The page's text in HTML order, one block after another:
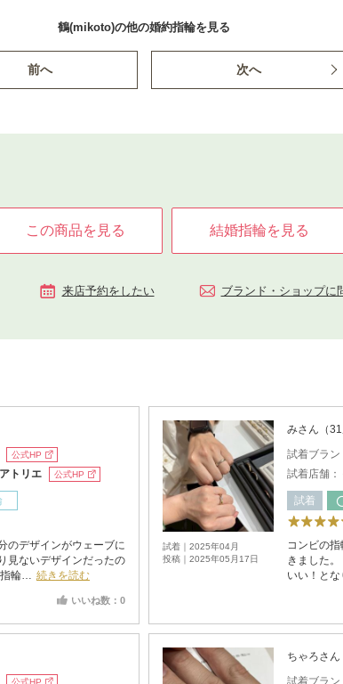
鶴(mikoto)の他の婚約指輪を見る
前へ 次へ
この商品を見る 結婚指輪を見る
来店予約をしたい ブランド・ショップに
公式HP
トリエ 公式HP
のデザインがウェーブに
見ないデザインだったの
指輪… 続きを読む
いいね数：0
試着｜2025年04月
投稿｜2025年05月17日
みさん（
試着ブラ
試着店舗：
試着
コンビの
きました
いい！と
公式HP
ちゃろさ
試着ブラ